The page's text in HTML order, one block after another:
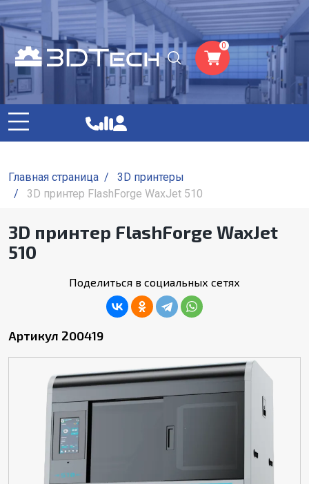
0
Главная страница /
3D принтеры
/
3D принтер FlashForge WaxJet 510
3D принтер FlashForge WaxJet
510
Поделиться в социальных сетях
Артикул 200419